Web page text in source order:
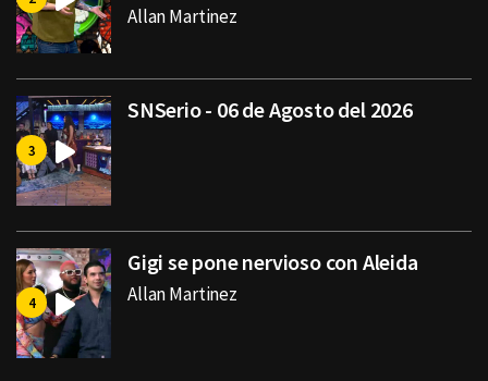
Allan Martinez
SNSerio - 06 de Agosto del 2026
Gigi se pone nervioso con Aleida
Allan Martinez